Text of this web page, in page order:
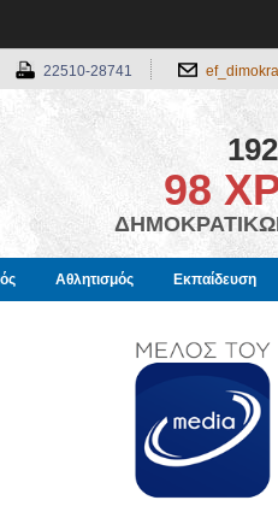
22510-28741
98
Αθλητισμός Εκπαίδευση